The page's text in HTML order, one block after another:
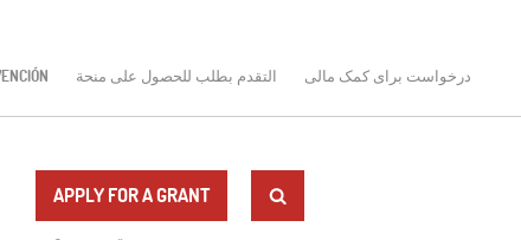
التقدم بطلب للحصول على منحة درخواست برای کمک مالی
APPLY FOR A GRANT